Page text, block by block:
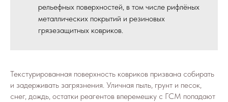
рельефных поверхностей, в том числе рифлёных
металлических покрытий и резиновых
грязезащитных ковриков.
Текстурированная поверхность ковриков призвана собирать
и задерживать загрязнения. Уличная пыль, грунт и песок,
снег, дождь, остатки реагентов вперемешку с ГСМ попадают